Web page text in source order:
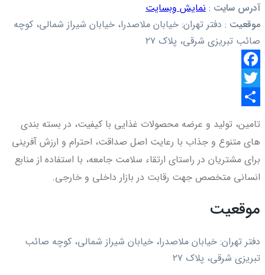
آدرس سایت : نمایش وبسایت
موقعیت : دفتر تهران: خیابان ملاصدرا، خیابان شیراز شمالی، کوچه
صائب تبریزی شرقی، پلاک ۲۷
Facebook
Twitter
گذاری
تامین، تولید و عرضه محصولات غذایی با کیفیت، در بسته بندی
های متنوع و جذاب با رعایت اصل صداقت، احترام و ارزش آفرینی
برای مشتریان در راستای ارتقاء سلامت جامعه، با استفاده از منابع
انسانی متخصص جهت رقابت در بازار داخلی و خارجی.
موقعیت
دفتر تهران: خیابان ملاصدرا، خیابان شیراز شمالی، کوچه صائب
تبریزی شرقی، پلاک ۲۷